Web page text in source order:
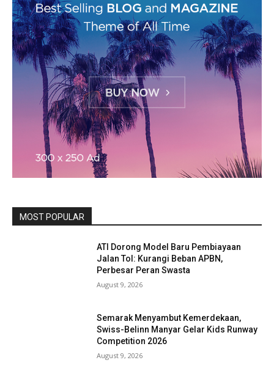
MOST POPULAR
ATI Dorong Model Baru Pembiayaan
Jalan Tol: Kurangi Beban APBN,
Perbesar Peran Swasta
August 9, 2026
Semarak Menyambut Kemerdekaan,
Swiss-Belinn Manyar Gelar Kids Runway
Competition 2026
August 9, 2026